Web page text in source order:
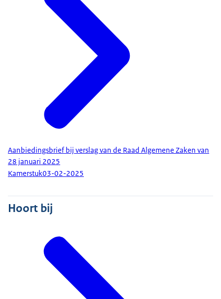
Aanbiedingsbrief bij verslag van de Raad Algemene Zaken van
28 januari 2025
Kamerstuk03-02-2025
Hoort bij